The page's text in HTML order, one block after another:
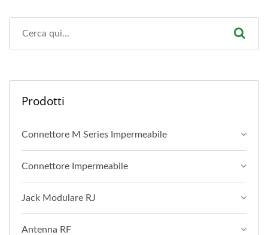
Prodotti
Connettore M Series Impermeabile
Connettore Impermeabile
Jack Modulare RJ
Antenna RF